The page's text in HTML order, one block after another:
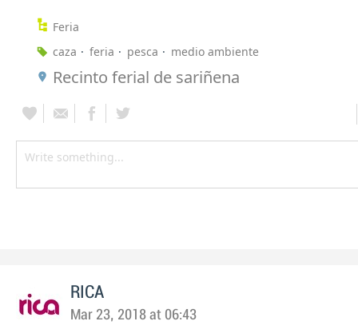
Feria
caza
feria pesca medio ambiente
Recinto ferial de sariñena
RICA
Mar 23, 2018 at 06:43